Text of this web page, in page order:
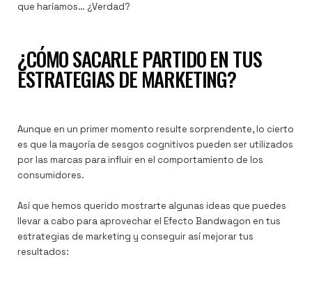
que haríamos… ¿Verdad?
¿CÓMO SACARLE PARTIDO EN TUS
ESTRATEGIAS DE MARKETING?
Aunque en un primer momento resulte sorprendente, lo cierto
es que la mayoría de sesgos cognitivos pueden ser utilizados
por las marcas para influir en el comportamiento de los
consumidores.
Así que hemos querido mostrarte algunas ideas que puedes
llevar a cabo para aprovechar el Efecto Bandwagon en tus
estrategias de marketing y conseguir así mejorar tus
resultados: